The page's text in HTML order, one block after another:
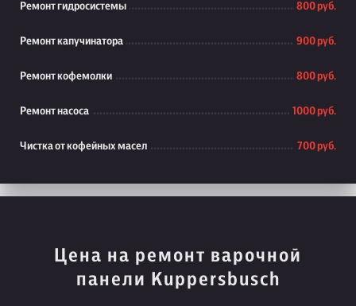
Ремонт гидросистемы 800 руб.
Ремонт капучинатора 900 руб.
Ремонт кофемолки 800 руб.
Ремонт насоса 1000 руб.
Чистка от кофейных масел 700 руб.
Цена на ремонт варочной
панели Kuppersbusch